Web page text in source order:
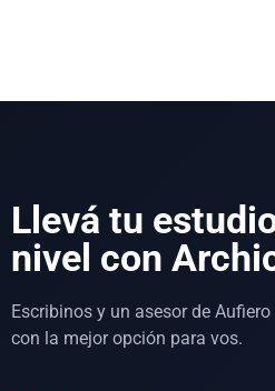
Llevá tu
nivel con
Escribinos y un asesor de
con la mejor opción para vos.